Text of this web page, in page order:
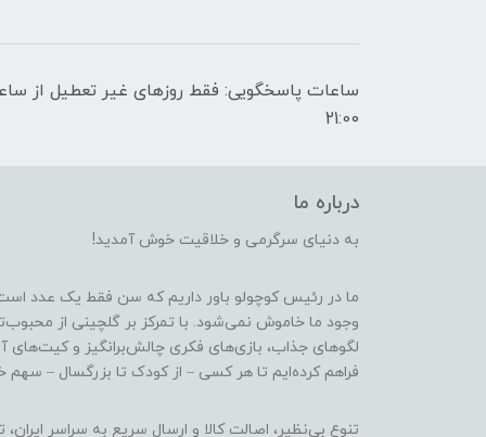
21:00
درباره ما
به دنیای سرگرمی و خلاقیت خوش آمدید!
ما در رئیس کوچولو باور داریم که سن فقط یک عدد
وجود ما خاموش نمی‌شود. با تمرکز بر گلچینی از
لگوهای جذاب، بازی‌های فکری چالش‌برانگیز و
فراهم کرده‌ایم تا هر کسی – از کودک تا بزرگسال – سهم
تنوع بی‌نظیر، اصالت کالا و ارسال سریع به سراسر